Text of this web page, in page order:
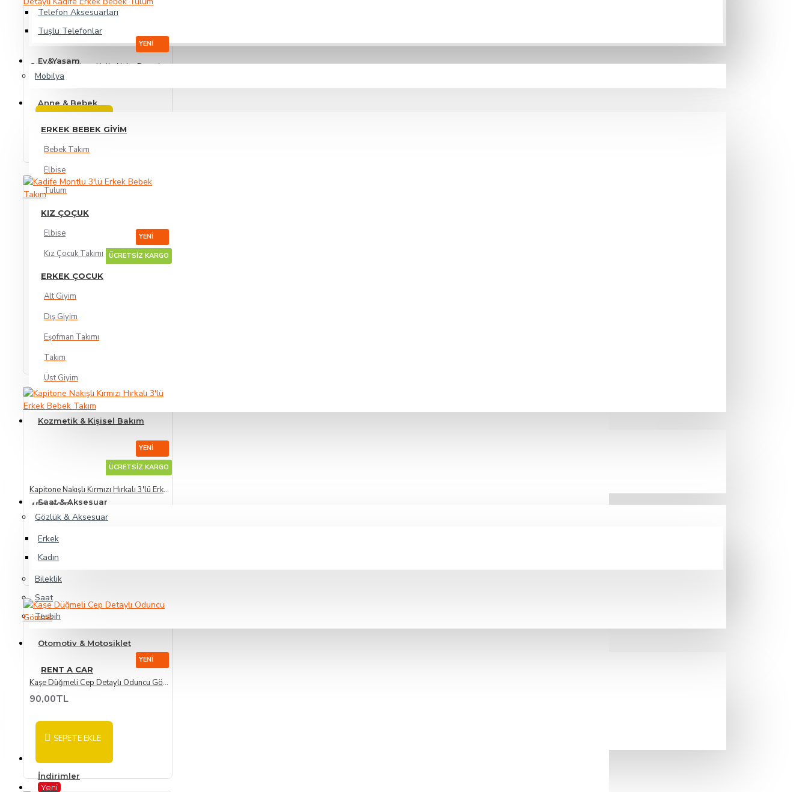
Telefon Aksesuarları
Tuşlu Telefonlar
Ev&Yaşam
Mobilya
Anne & Bebek
ERKEK BEBEK GIYIM
Bebek Takım
Elbise
Tulum
KIZ ÇOÇUK
Elbise
Kız Çocuk Takımı
ERKEK ÇOCUK
Alt Giyim
Dış Giyim
Eşofman Takımı
Takım
Üst Giyim
Kozmetik & Kişisel Bakım
Saat & Aksesuar
Gözlük & Aksesuar
Erkek
Kadın
Bileklik
Saat
Tesbih
Otomotiv & Motosiklet
RENT A CAR
İndirimler
Yeni
YENI
Gömlek Yaka Uzun Kollu Nakış Detaylı Kadife Erkek Bebek Tulum
225,00TL
YENI
ÜCRETSİZ KARGO
Kadife Montlu 3'lü Erkek Bebek Takım
670,00TL
SEPETE EKLE
YENI
ÜCRETSİZ KARGO
Kapitone Nakışlı Kırmızı Hırkalı 3'lü Erkek Bebek Takım
450,00TL
SEPETE EKLE
YENI
Kaşe Düğmeli Cep Detaylı Oduncu Gömlek
90,00TL
SEPETE EKLE